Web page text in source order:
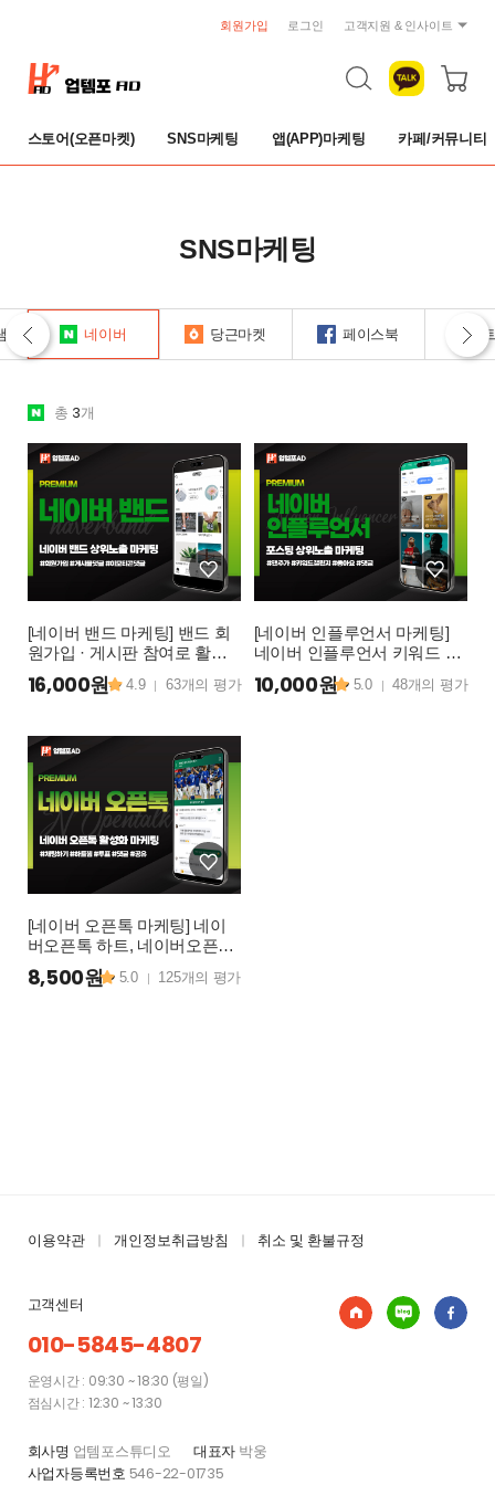
회원가입 로그인 고객지원 & 인사이트
공지사항
트렌드 리포트
1:1 문의
스토어(오픈마켓) SNS마케팅 앱(APP)마케팅 카페/커뮤니티
SNS마케팅
네이버 당근마켓 페이스북
총 3개
[네이버 밴드 마케팅] 밴드 회
원가입 · 게시판 참여로 활성
화하는 실사용자 마케팅 전략
16,000원~4.9 | 63개의 평가
[네이버 인플루언서 마케팅]
네이버 인플루언서 키워드 챌
린지·팬추가·실사용자 활성화
10,000원~5.0 | 48개의 평가
[네이버 오픈톡 마케팅] 네이
버오픈톡 하트, 네이버오픈톡
채팅+하트, 네이버오픈톡 채
팅내용공감, 네이버오픈톡 채
8,500원~5.0 | 125개의 평가
이용약관 개인정보취급방침 취소 및 환불규정
회사명 업템포스튜디오 대표자 박웅
사업자등록번호 546-22-01735
고객센터
010-5845-4807
운영시간 : 09:30 ~ 18:30 (평일)
점심시간 : 12:30 ~ 13:30